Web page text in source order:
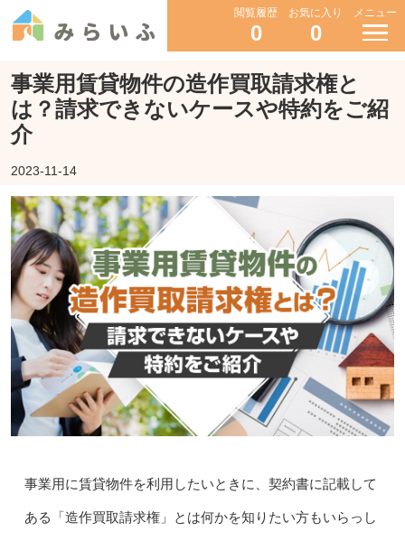
閲覧履歴
0
お気に入り
0
メニュー
事業用賃貸物件の造作買取請求権と
は？請求できないケースや特約をご紹
介
2023-11-14
事業用に賃貸物件を利用したいときに、契約書に記載して
ある「造作買取請求権」とは何かを知りたい方もいらっし